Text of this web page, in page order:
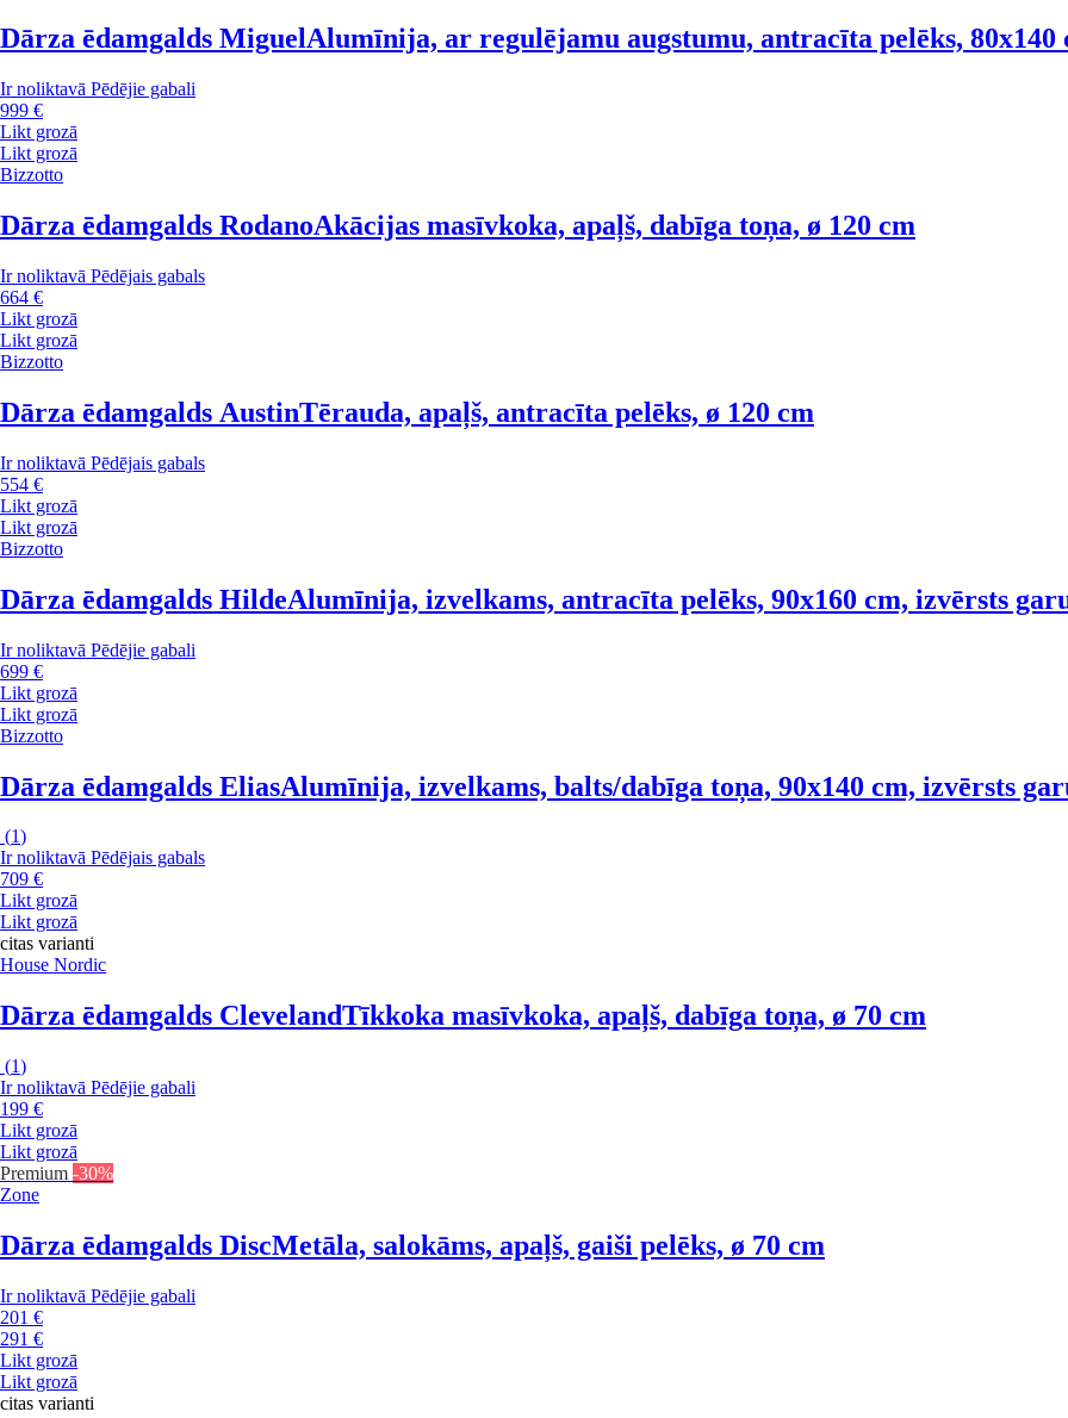
Dārza ēdamgalds MiguelAlumīnija, ar regulējamu augstumu, antracīta pelēks, 80x140
Ir noliktavā Pēdējie gabali
999 €
Likt grozā
Likt grozā
Bizzotto
Dārza ēdamgalds RodanoAkācijas masīvkoka, apaļš, dabīga toņa, ø 120 cm
Ir noliktavā Pēdējais gabals
664 €
Likt grozā
Likt grozā
Bizzotto
Dārza ēdamgalds AustinTērauda, apaļš, antracīta pelēks, ø 120 cm
Ir noliktavā Pēdējais gabals
554 €
Likt grozā
Likt grozā
Bizzotto
Dārza ēdamgalds HildeAlumīnija, izvelkams, antracīta pelēks, 90x160 cm, izvērsts
Ir noliktavā Pēdējie gabali
699 €
Likt grozā
Likt grozā
Bizzotto
Dārza ēdamgalds EliasAlumīnija, izvelkams, balts/dabīga toņa, 90x140 cm, izvērsts
(1)
Ir noliktavā Pēdējais gabals
709 €
Likt grozā
Likt grozā
citas varianti
House Nordic
Dārza ēdamgalds ClevelandTīkkoka masīvkoka, apaļš, dabīga toņa, ø 70 cm
(1)
Ir noliktavā Pēdējie gabali
199 €
Likt grozā
Likt grozā
Premium -30%
Zone
Dārza ēdamgalds DiscMetāla, salokāms, apaļš, gaiši pelēks, ø 70 cm
Ir noliktavā Pēdējie gabali
201 €
291 €
Likt grozā
Likt grozā
citas varianti